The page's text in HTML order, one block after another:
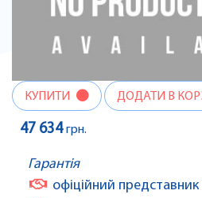
КУПИТИ ДОДАТИ В
47 634грн.
Гарантія
офіційний